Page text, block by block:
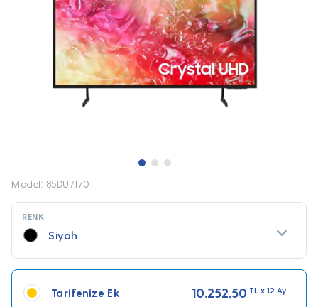
Model: 85DU7170
RENK
Siyah
Tarifenize Ek 10.252,50 TL x 12 Ay